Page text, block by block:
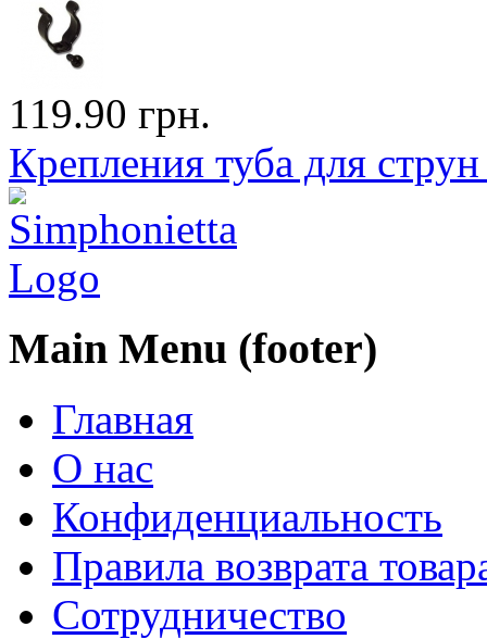
119.90 грн.
Крепления туба для
Main Menu (footer)
Главная
О нас
Конфиденциальность
Правила возврата
Сотрудничество